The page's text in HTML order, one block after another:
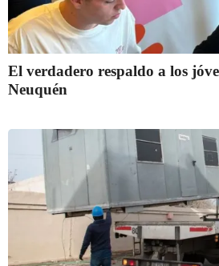
El verdadero respaldo a los
Neuquén